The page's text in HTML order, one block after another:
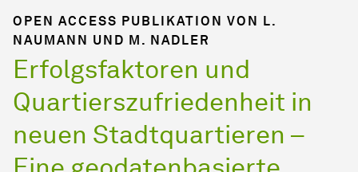
OPEN ACCESS PUBLIKATION VON L.
NAUMANN UND M. NADLER
Erfolgsfaktoren und
Quartierszufriedenheit in
neuen Stadtquartieren –